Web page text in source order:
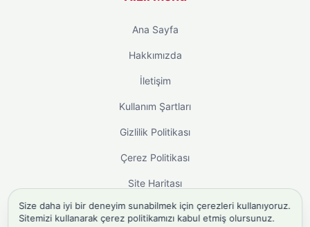
Ana Sayfa
Hakkımızda
İletişim
Kullanım Şartları
Gizlilik Politikası
Çerez Politikası
Site Haritası
Size daha iyi bir deneyim sunabilmek için çerezleri kullanıyoruz.
Sitemizi kullanarak çerez politikamızı kabul etmiş olursunuz.